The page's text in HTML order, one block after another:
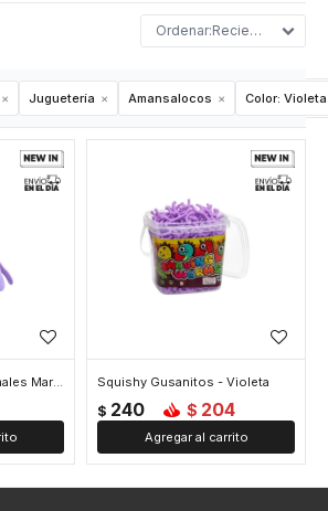
Recientes
Juguetería Amansalocos Color: Violeta
Squishy peluche Animales Marinos - Violeta Squishy Gusanitos - Violeta
$ 240 $ 204